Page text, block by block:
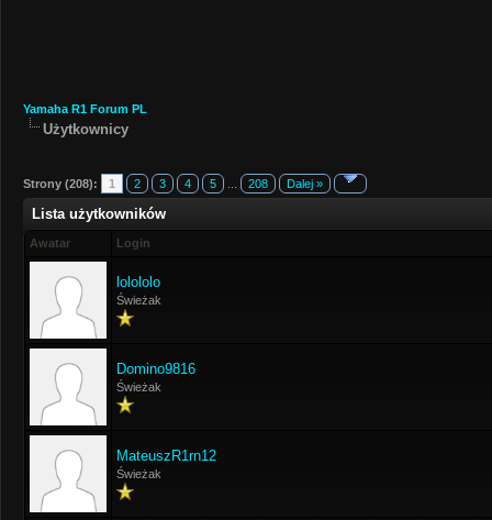
Yamaha R1 Forum PL
Użytkownicy
Strony (208): 1 2 3 4 5 208 Dalej »
Lista użytkowników
Awatar Login
lolololo
Świeżak
Domino9816
Świeżak
MateuszR1rn12
Świeżak